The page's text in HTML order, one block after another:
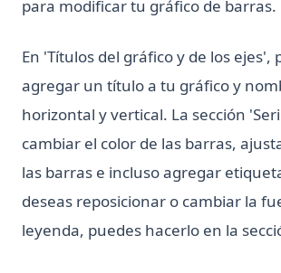
para modificar tu gráfico de barras.
En 'Títulos del gráfico y de los ejes',
agregar un título a tu gráfico y
horizontal y vertical. La sección
cambiar el color de las barras,
las barras e incluso agregar
deseas reposicionar o cambiar la
leyenda, puedes hacerlo en la